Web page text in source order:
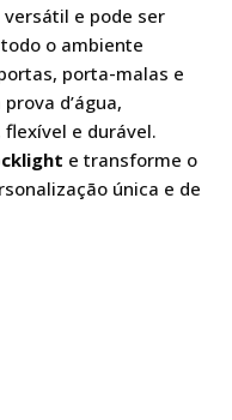
e pode ser
o ambiente
porta-malas e
d’água,
e durável.
e transforme o
única e de